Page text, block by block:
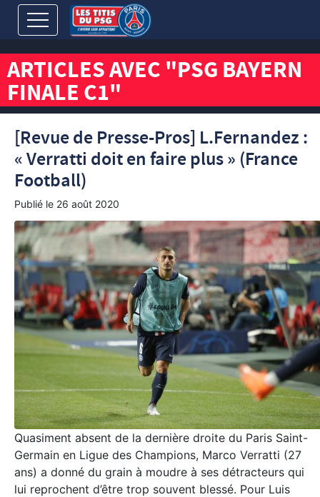
ARTICLES AVEC "PSG BAYERN
FINALE C1"
[Revue de Presse-Pros] L.Fernandez :
« Verratti doit en faire plus » (France
Football)
Publié le 26 août 2020
Quasiment absent de la dernière droite du Paris Saint-
Germain en Ligue des Champions, Marco Verratti (27
ans) a donné du grain à moudre à ses détracteurs qui
lui reprochent d’être trop souvent blessé. Pour Luis